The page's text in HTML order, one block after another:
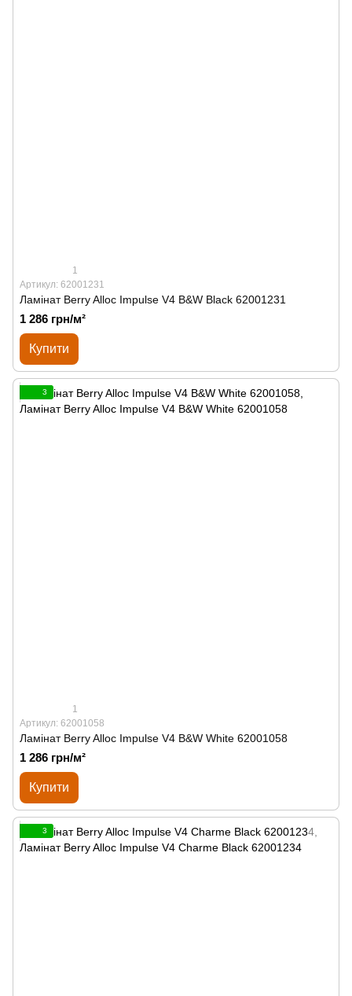
1
Артикул: 62001231
Ламінат Berry Alloc Impulse V4 B&W Black 62001231
1 286 грн/м²
Купити
3
1
Артикул: 62001058
Ламінат Berry Alloc Impulse V4 B&W White 62001058
1 286 грн/м²
Купити
3